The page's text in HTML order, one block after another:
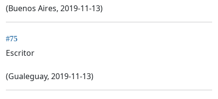
(Buenos Aires, 2019-11-13)
#75
Escritor
(Gualeguay, 2019-11-13)